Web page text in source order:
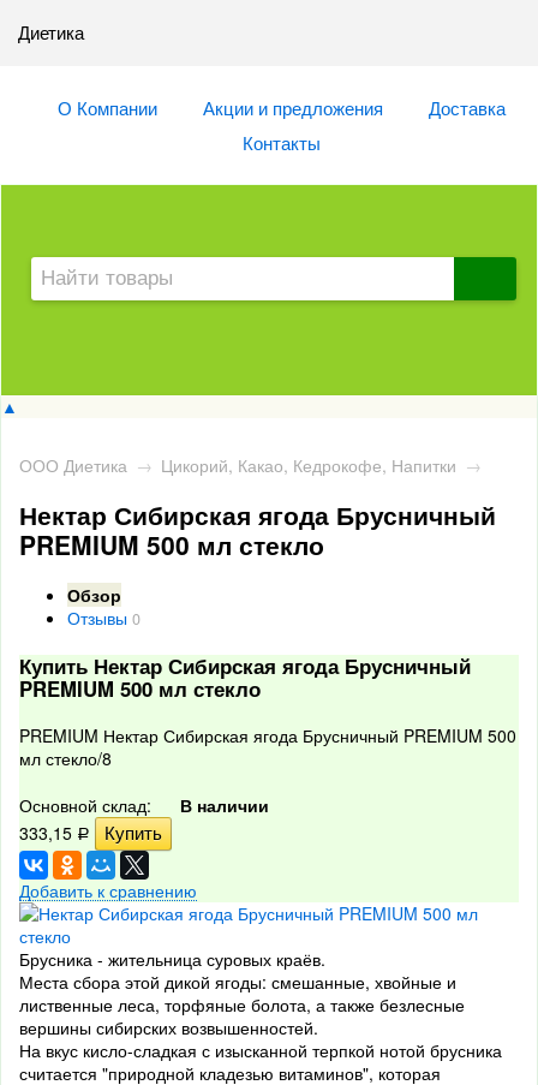
Диетика
О Компании Акции и предложения
Доставка
Контакты
▲
ООО Диетика → Цикорий, Какао, Кедрокофе, Напитки →
Нектар Сибирская ягода Брусничный
PREMIUM 500 мл стекло
Обзор
Отзывы 0
Купить Нектар Сибирская ягода Брусничный
PREMIUM 500 мл стекло
PREMIUM Нектар Сибирская ягода Брусничный PREMIUM 500
мл стекло/8
Основной склад:
В наличии
333,15 Р
Добавить к сравнению
Брусника - жительница суровых краёв.
Места сбора этой дикой ягоды: смешанные, хвойные и
лиственные леса, торфяные болота, а также безлесные
вершины сибирских возвышенностей.
На вкус кисло-сладкая с изысканной терпкой нотой брусника
считается "природной кладезью витаминов", которая